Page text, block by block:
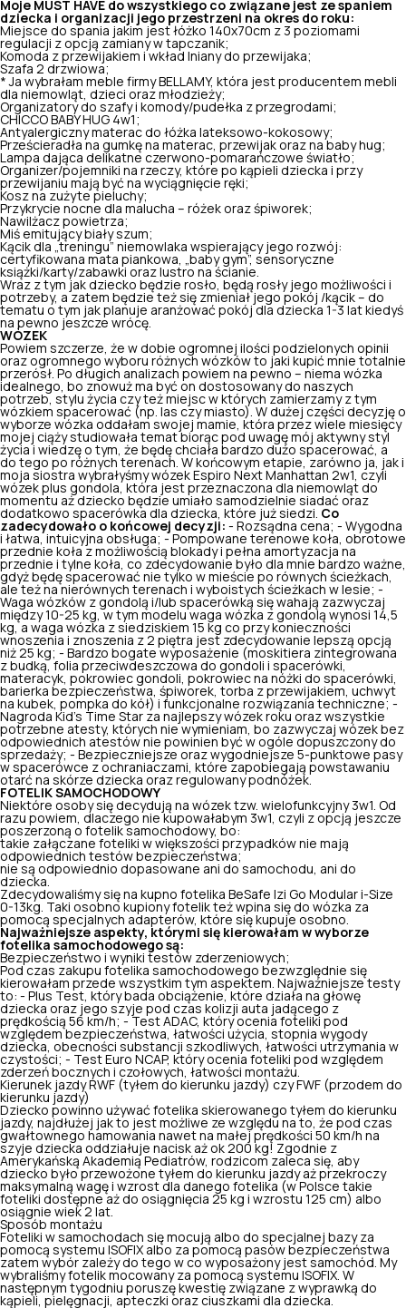
Moje MUST HAVE do wszystkiego co związane jest ze spaniem
dziecka i organizacji jego przestrzeni na okres do roku:
Miejsce do spania jakim jest łóżko 140x70cm z 3 poziomami
regulacji z opcją zamiany w tapczanik;
Komoda z przewijakiem i wkład lniany do przewijaka;
Szafa 2 drzwiowa;
* Ja wybrałam meble firmy BELLAMY, która jest producentem mebli
dla niemowląt, dzieci oraz młodzieży;
Organizatory do szafy i komody/pudełka z przegrodami;
CHICCO BABY HUG 4w1;
Antyalergiczny materac do łóżka lateksowo-kokosowy;
Prześcieradła na gumkę na materac, przewijak oraz na baby hug;
Lampa dająca delikatne czerwono-pomarańczowe światło;
Organizer/pojemniki na rzeczy, które po kąpieli dziecka i przy
przewijaniu mają być na wyciągnięcie ręki;
Kosz na zużyte pieluchy;
Przykrycie nocne dla malucha – różek oraz śpiworek;
Nawilżacz powietrza;
Miś emitujący biały szum;
Kącik dla „treningu” niemowlaka wspierający jego rozwój:
certyfikowana mata piankowa, „baby gym”, sensoryczne
książki/karty/zabawki oraz lustro na ścianie.
Wraz z tym jak dziecko będzie rosło, będą rosły jego możliwości i
potrzeby, a zatem będzie też się zmieniał jego pokój /kącik – do
tematu o tym jak planuje aranżować pokój dla dziecka 1-3 lat kiedyś
na pewno jeszcze wrócę.
WÓZEK
Powiem szczerze, że w dobie ogromnej ilości podzielonych opinii
oraz ogromnego wyboru różnych wózków to jaki kupić mnie totalnie
przerósł. Po długich analizach powiem na pewno – niema wózka
idealnego, bo znowuż ma być on dostosowany do naszych
potrzeb, stylu życia czy też miejsc w których zamierzamy z tym
wózkiem spacerować (np. las czy miasto). W dużej części decyzję o
wyborze wózka oddałam swojej mamie, która przez wiele miesięcy
mojej ciąży studiowała temat biorąc pod uwagę mój aktywny styl
życia i wiedzę o tym, że będę chciała bardzo dużo spacerować, a
do tego po różnych terenach. W końcowym etapie, zarówno ja, jak i
moja siostra wybrałyśmy wózek Espiro Next Manhattan 2w1, czyli
wózek plus gondola, która jest przeznaczona dla niemowląt do
momentu aż dziecko będzie umiało samodzielnie siadać oraz
dodatkowo spacerówka dla dziecka, które już siedzi. Co
zadecydowało o końcowej decyzji: - Rozsądna cena; - Wygodna
i łatwa, intuicyjna obsługa; - Pompowane terenowe koła, obrotowe
przednie koła z możliwością blokady i pełna amortyzacja na
przednie i tylne koła, co zdecydowanie było dla mnie bardzo ważne,
gdyż będę spacerować nie tylko w mieście po równych ścieżkach,
ale też na nierównych terenach i wyboistych ścieżkach w lesie; -
Waga wózków z gondolą i/lub spacerówką się wahają zazwyczaj
między 10-25 kg, w tym modelu waga wózka z gondolą wynosi 14,5
kg, a waga wózka z siedziskiem 15 kg co przy konieczności
wnoszenia i znoszenia z 2 piętra jest zdecydowanie lepszą opcją
niż 25 kg; - Bardzo bogate wyposażenie (moskitiera zintegrowana
z budką, folia przeciwdeszczowa do gondoli i spacerówki,
materacyk, pokrowiec gondoli, pokrowiec na nóżki do spacerówki,
barierka bezpieczeństwa, śpiworek, torba z przewijakiem, uchwyt
na kubek, pompka do kół) i funkcjonalne rozwiązania techniczne; -
Nagroda Kid’s Time Star za najlepszy wózek roku oraz wszystkie
potrzebne atesty, których nie wymieniam, bo zazwyczaj wózek bez
odpowiednich atestów nie powinien być w ogóle dopuszczony do
sprzedaży; - Bezpieczniejsze oraz wygodniejsze 5-punktowe pasy
w spacerówce z ochraniaczami, które zapobiegają powstawaniu
otarć na skórze dziecka oraz regulowany podnóżek.
FOTELIK SAMOCHODOWY
Niektóre osoby się decydują na wózek tzw. wielofunkcyjny 3w1. Od
razu powiem, dlaczego nie kupowałabym 3w1, czyli z opcją jeszcze
poszerzoną o fotelik samochodowy, bo:
takie załączane foteliki w większości przypadków nie mają
odpowiednich testów bezpieczeństwa;
nie są odpowiednio dopasowane ani do samochodu, ani do
dziecka.
Zdecydowaliśmy się na kupno fotelika BeSafe Izi Go Modular i-Size
0-13kg. Taki osobno kupiony fotelik też wpina się do wózka za
pomocą specjalnych adapterów, które się kupuje osobno.
Najważniejsze aspekty, którymi się kierowałam w wyborze
fotelika samochodowego są:
Bezpieczeństwo i wyniki testów zderzeniowych;
Pod czas zakupu fotelika samochodowego bezwzględnie się
kierowałam przede wszystkim tym aspektem. Najważniejsze testy
to: - Plus Test, który bada obciążenie, które działa na głowę
dziecka oraz jego szyje pod czas kolizji auta jadącego z
prędkością 56 km/h; - Test ADAC, który ocenia foteliki pod
względem bezpieczeństwa, łatwości użycia, stopnia wygody
dziecka, obecności substancji szkodliwych, łatwości utrzymania w
czystości; - Test Euro NCAP, który ocenia foteliki pod względem
zderzeń bocznych i czołowych, łatwości montażu.
Kierunek jazdy RWF (tyłem do kierunku jazdy) czy FWF (przodem do
kierunku jazdy)
Dziecko powinno używać fotelika skierowanego tyłem do kierunku
jazdy, najdłużej jak to jest możliwe ze względu na to, że pod czas
gwałtownego hamowania nawet na małej prędkości 50 km/h na
szyje dziecka oddziałuje nacisk aż ok 200 kg! Zgodnie z
Amerykańską Akademią Pediatrów, rodzicom zaleca się, aby
dziecko było przewożone tyłem do kierunku jazdy aż przekroczy
maksymalną wagę i wzrost dla danego fotelika (w Polsce takie
foteliki dostępne aż do osiągnięcia 25 kg i wzrostu 125 cm) albo
osiągnie wiek 2 lat.
Sposób montażu
Foteliki w samochodach się mocują albo do specjalnej bazy za
pomocą systemu ISOFIX albo za pomocą pasów bezpieczeństwa
zatem wybór zależy do tego w co wyposażony jest samochód. My
wybraliśmy fotelik mocowany za pomocą systemu ISOFIX. W
następnym tygodniu poruszę kwestię związane z wyprawką do
kąpieli, pielęgnacji, apteczki oraz ciuszkami dla dziecka.